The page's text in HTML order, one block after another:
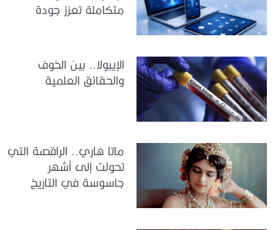
متكاملة تعزز جودة
الإيبولا.. بين الخوف
والحقائق العلمية
ماتا هاري.. الراقصة التي
تحولت إلى أشهر
جاسوسة في التاريخ